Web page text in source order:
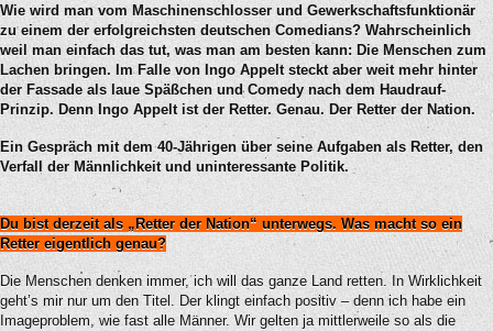
Wie wird man vom Maschinenschlosser und Gewerkschaftsfunktionär
zu einem der erfolgreichsten deutschen Comedians? Wahrscheinlich
weil man einfach das tut, was man am besten kann: Die Menschen zum
Lachen bringen. Im Falle von Ingo Appelt steckt aber weit mehr hinter
der Fassade als laue Späßchen und Comedy nach dem Haudrauf-
Prinzip. Denn Ingo Appelt ist der Retter. Genau. Der Retter der Nation.
Ein Gespräch mit dem 40-Jährigen über seine Aufgaben als Retter, den
Verfall der Männlichkeit und uninteressante Politik.
Du bist derzeit als „Retter der Nation“ unterwegs. Was macht so ein
Retter eigentlich genau?
Die Menschen denken immer, ich will das ganze Land retten. In Wirklichkeit
geht’s mir nur um den Titel. Der klingt einfach positiv – denn ich habe ein
Imageproblem, wie fast alle Männer. Wir gelten ja mittlerweile so als die